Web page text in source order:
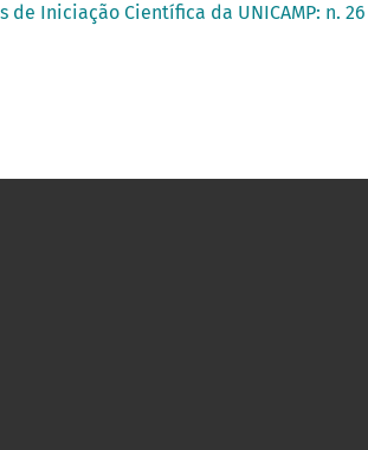
de Iniciação Científica da UNICAMP: n.